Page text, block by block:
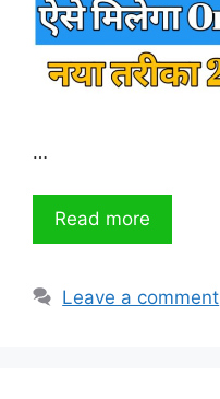
…
Read more
Leave a comment